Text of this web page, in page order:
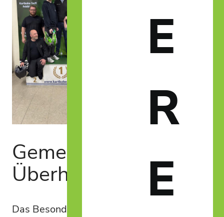
Gemeinsam auf der
Überholspur
Das Besondere an diesem Event: Wir waren
E
R
E